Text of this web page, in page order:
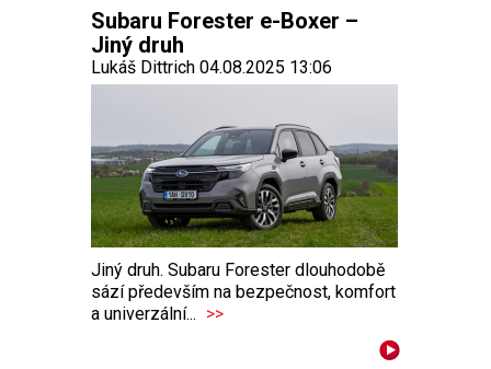
Subaru Forester e-Boxer –
Jiný druh
Lukáš Dittrich 04.08.2025 13:06
Jiný druh. Subaru Forester dlouhodobě
sází především na bezpečnost, komfort
a univerzální... >>